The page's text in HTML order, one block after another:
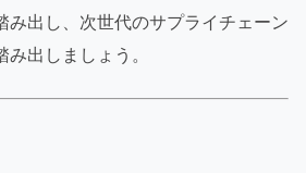
み出し、次世代のサプライチェーン
出しましょう。